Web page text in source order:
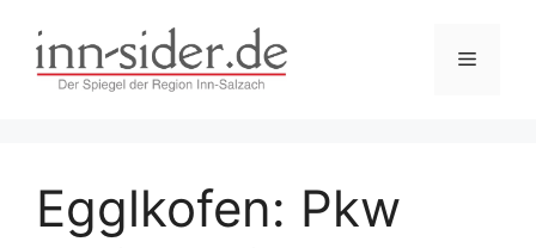
Inhalt
springen
Menü
Egglkofen: Pkw